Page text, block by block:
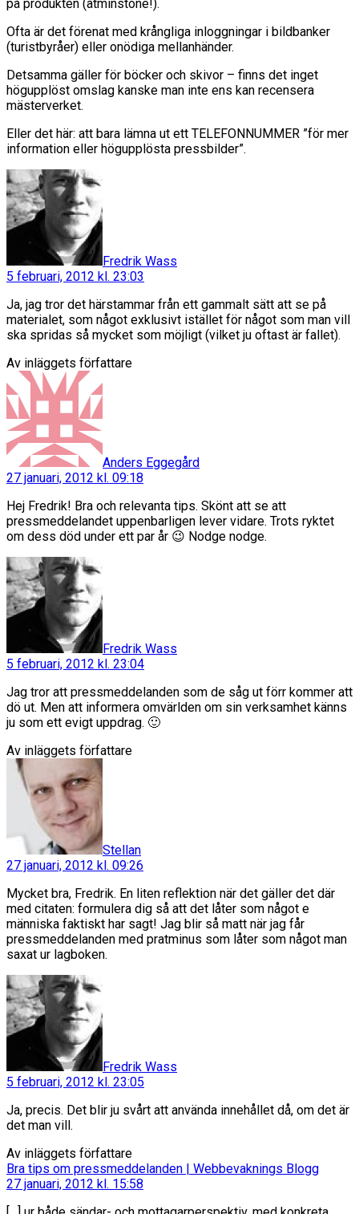
på produkten (åtminstone!).
Ofta är det förenat med krångliga inloggningar i bildbanker
(turistbyråer) eller onödiga mellanhänder.
Detsamma gäller för böcker och skivor – finns det inget
högupplöst omslag kanske man inte ens kan recensera
mästerverket.
Eller det här: att bara lämna ut ett TELEFONNUMMER ”för mer
information eller högupplösta pressbilder”.
Fredrik Wass
5 februari, 2012 kl. 23:03
Ja, jag tror det härstammar från ett gammalt sätt att se på
materialet, som något exklusivt istället för något som man vill
ska spridas så mycket som möjligt (vilket ju oftast är fallet).
Av inläggets författare
Anders Eggegård
27 januari, 2012 kl. 09:18
Hej Fredrik! Bra och relevanta tips. Skönt att se att
pressmeddelandet uppenbarligen lever vidare. Trots ryktet
om dess död under ett par år 😉 Nodge nodge.
Fredrik Wass
5 februari, 2012 kl. 23:04
Jag tror att pressmeddelanden som de såg ut förr kommer att
dö ut. Men att informera omvärlden om sin verksamhet känns
ju som ett evigt uppdrag. 🙂
Av inläggets författare
Stellan
27 januari, 2012 kl. 09:26
Mycket bra, Fredrik. En liten reflektion när det gäller det där
med citaten: formulera dig så att det låter som något e
människa faktiskt har sagt! Jag blir så matt när jag får
pressmeddelanden med pratminus som låter som något man
saxat ur lagboken.
Fredrik Wass
5 februari, 2012 kl. 23:05
Ja, precis. Det blir ju svårt att använda innehållet då, om det är
det man vill.
Av inläggets författare
Bra tips om pressmeddelanden | Webbevaknings Bloggsäger:
27 januari, 2012 kl. 15:58